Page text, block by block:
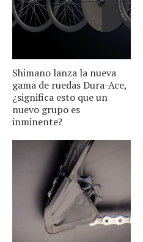
Shimano lanza la nueva
gama de ruedas Dura-Ace,
¿significa esto que un
nuevo grupo es
inminente?